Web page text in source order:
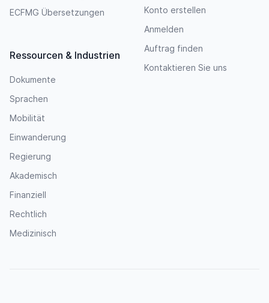
ECFMG Übersetzungen
Ressourcen & Industrien
Dokumente
Sprachen
Mobilität
Einwanderung
Regierung
Akademisch
Finanziell
Rechtlich
Medizinisch
Konto erstellen
Anmelden
Auftrag finden
Kontaktieren Sie uns